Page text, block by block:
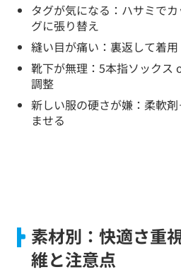
タグが気になる：ハサミで
グに張り替え
縫い目が痛い：裏返して着
靴下が無理：5本指ソックス
調整
新しい服の硬さが嫌：柔軟
ませる
素材別：快適さ重
維と注意点